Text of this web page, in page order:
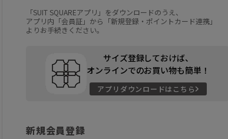
「SUIT SQUAREアプリ」をダウンロードのうえ、
アプリ内「会員証」から「新規登録・ポイントカード連携」
よりお手続きください。
サイズ登録しておけば、
オンラインでのお買い物も簡単！
アプリダウンロードはこちら
新規会員登録